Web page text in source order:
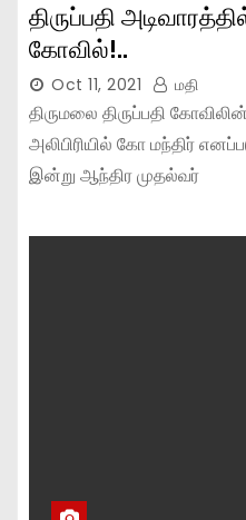
திருப்பதி
கோவில்!..
Oct 11, 2021 மதி
திருமலை திருப்பதி
அலிபிரியில் கோ மந்திர்
இன்று ஆந்திர முதல்வர்